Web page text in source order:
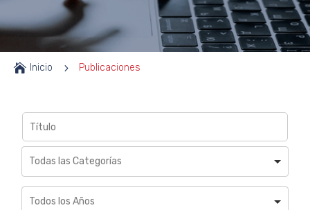
 Inicio 5 Publicaciones